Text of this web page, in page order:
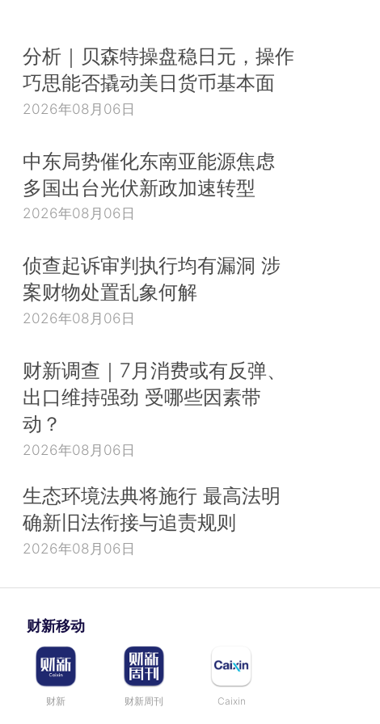
分析｜贝森特操盘稳日元，操作
巧思能否撬动美日货币基本面
2026年08月06日
中东局势催化东南亚能源焦虑
多国出台光伏新政加速转型
2026年08月06日
侦查起诉审判执行均有漏洞 涉
案财物处置乱象何解
2026年08月06日
财新调查｜7月消费或有反弹、
出口维持强劲 受哪些因素带
动？
2026年08月06日
生态环境法典将施行 最高法明
确新旧法衔接与追责规则
2026年08月06日
财新移动
财新 财新周刊 Caixin